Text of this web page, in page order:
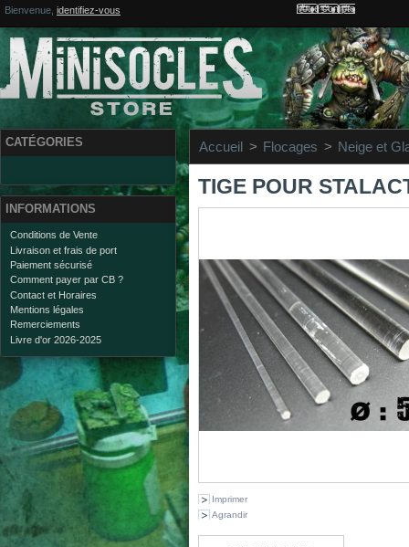
Bienvenue, identifiez-vous Votre compte
CATÉGORIES
INFORMATIONS
Conditions de Vente
Livraison et frais de port
Paiement sécurisé
Comment payer par CB ?
Contact et Horaires
Mentions légales
Remerciements
Livre d'or 2026-2025
Accueil > Flocages > Neige et
TIGE POUR
Imprimer
Agrandir